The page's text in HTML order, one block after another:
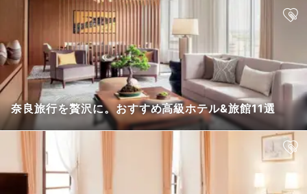
奈良旅行を贅沢に。おすすめ高級ホテル&旅館11選